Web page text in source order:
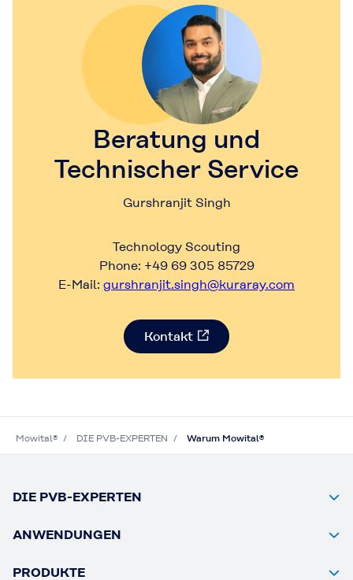
Beratung und
Technischer Service
Gurshranjit Singh
Technology Scouting
Phone: +49 69 305 85729
E-Mail: gurshranjit.singh@kuraray.com
Kontakt
Mowital® DIE PVB-EXPERTEN Warum Mowital®
DIE PVB-EXPERTEN
ANWENDUNGEN
PRODUKTE